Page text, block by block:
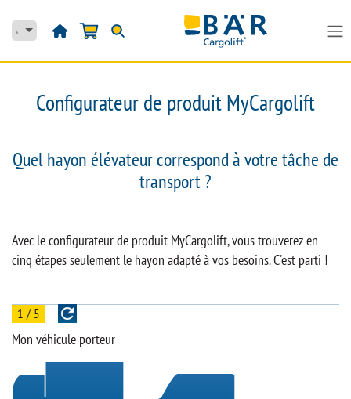
Configurateur de produit MyCargolift
Quel hayon élévateur correspond à votre tâche de
transport ?
Avec le configurateur de produit MyCargolift, vous trouverez en
cinq étapes seulement le hayon adapté à vos besoins. C'est parti !
1 / 5
Mon véhicule porteur